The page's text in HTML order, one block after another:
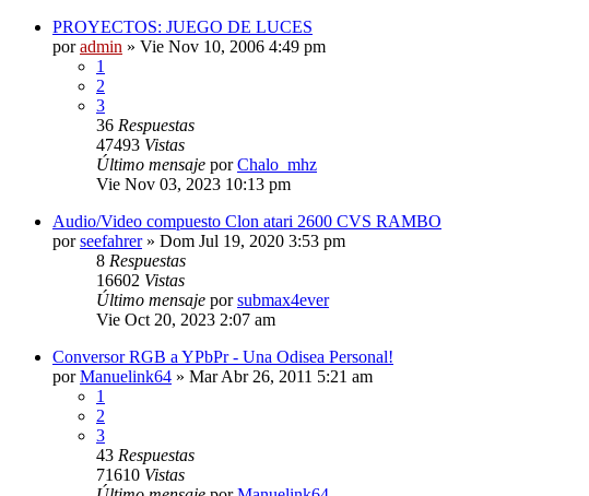
PROYECTOS: JUEGO DE LUCES
poradmin » Vie Nov 10, 2006 4:49 pm
1
2
3
36 Respuestas
47493 Vistas
Último mensaje porChalo_mhz
Vie Nov 03, 2023 10:13 pm
Audio/Video compuesto Clon atari 2600 CVS RAMBO
porseefahrer» Dom Jul 19, 2020 3:53 pm
8 Respuestas
16602 Vistas
Último mensaje porsubmax4ever
Vie Oct 20, 2023 2:07 am
Conversor RGB a YPbPr - Una Odisea Personal!
porManuelink64 » Mar Abr 26, 2011 5:21 am
1
2
3
43 Respuestas
71610 Vistas